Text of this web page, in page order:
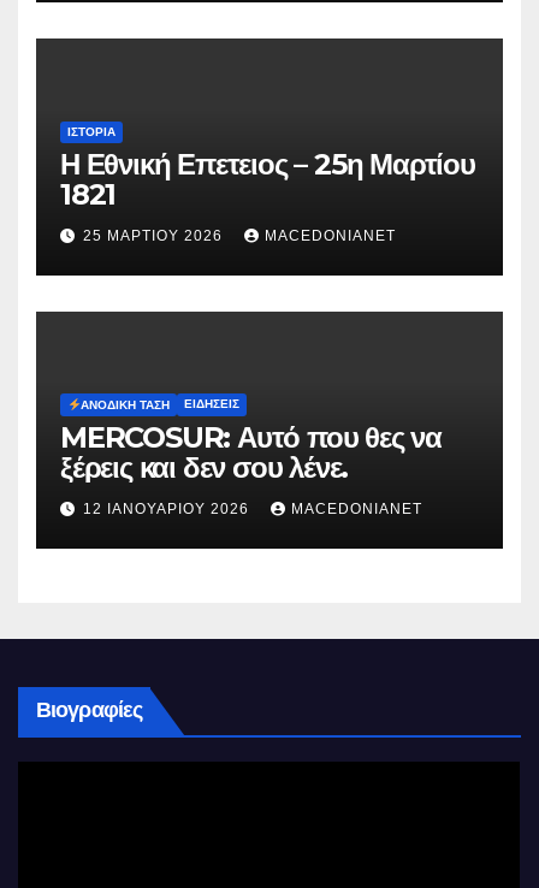
ΙΣΤΟΡΊΑ
Η Εθνική Επετειος – 25η Μαρτίου
1821
25 ΜΑΡΤΊΟΥ 2026 MACEDONIANET
ΑΝΟΔΙΚΉ ΤΆΣΗ ΕΙΔΉΣΕΙΣ
MERCOSUR: Αυτό που θες να
ξέρεις και δεν σου λένε.
12 ΙΑΝΟΥΑΡΊΟΥ 2026 MACEDONIANET
Βιογραφίες